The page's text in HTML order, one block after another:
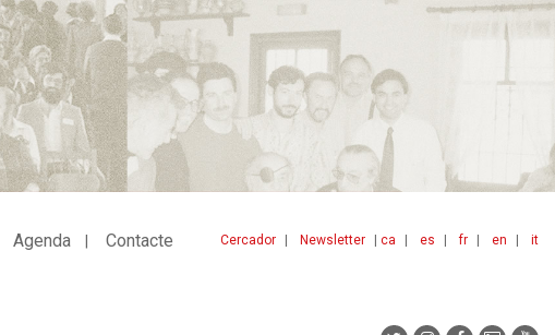
ca es fr en it
Cercador Newsletter
Agenda Contacte